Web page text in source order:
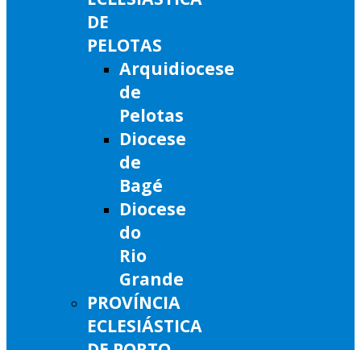
DE
PELOTAS
Arquidiocese
de
Pelotas
Diocese
de
Bagé
Diocese
do
Rio
Grande
PROVÍNCIA
ECLESIÁSTICA